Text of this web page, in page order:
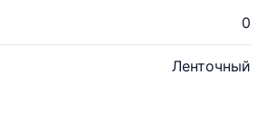
0
Ленточный